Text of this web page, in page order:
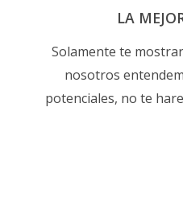
LA
Solamente te
nosotros
potenciales, no te